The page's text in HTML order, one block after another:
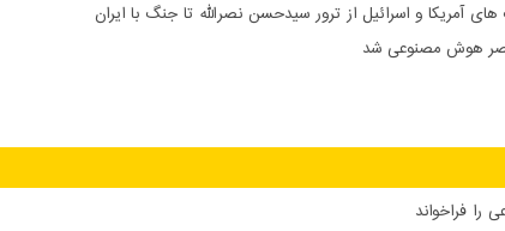
آمریکا و اسرائیل از ترور سیدحسن نصرالله تا جنگ با ایران
فراخواند